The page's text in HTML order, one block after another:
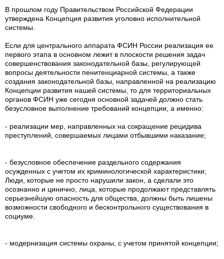
В прошлом году Правительством Российской Федерации
утверждена Концепция развития уголовно исполнительной
системы.
Если для центрального аппарата ФСИН России реализация ее
первого этапа в основном лежит в плоскости решения задач
совершенствования законодательной базы, регулирующей
вопросы деятельности пенитенциарной системы, а также
создания законодательной базы, направленной на реализацию
Концепции развития нашей системы, то для территориальных
органов ФСИН уже сегодня основной задачей должно стать
безусловное выполнение требований концепции, а именно:
- реализации мер, направленных на сокращение рецидива
преступлений, совершаемых лицами отбывшими наказание;
- безусловное обеспечение раздельного содержания
осужденных с учетом их криминологической характеристики;
Люди, которые не просто нарушили закон, а сделали это
осознанно и цинично, лица, которые продолжают представлять
серьезнейшую опасность для общества, должны быть лишены
возможности свободного и бесконтрольного существования в
социуме.
- модернизация системы охраны, с учетом принятой концепции;